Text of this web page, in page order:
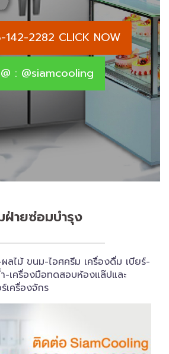
2282 CLICK NOW
: @siamcooling
ายซ่อมบำรุง
ลไม้ ขนม-ไอศครีม เครื่องดื่ม เบียร์-
-เครื่องมือทดสอบห้องแล๊ปและ
เครื่อง​จักร